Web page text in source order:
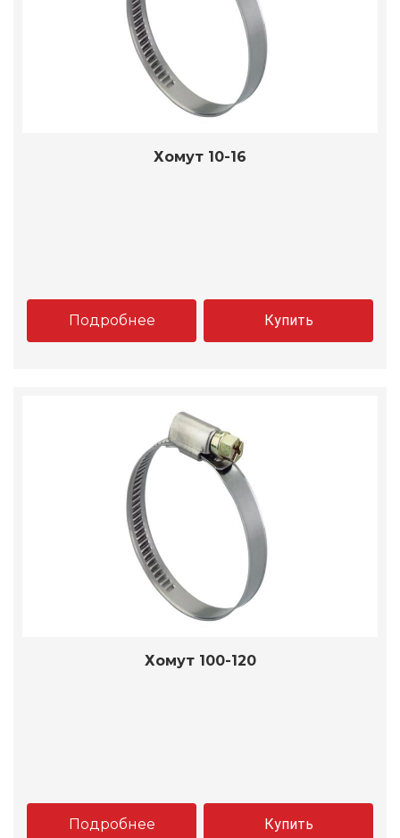
Хомут 10-16
Подробнее Купить
Хомут 100-120
Подробнее Купить